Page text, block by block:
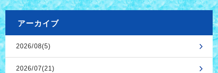
アーカイブ
2026/08(5)
2026/07(21)